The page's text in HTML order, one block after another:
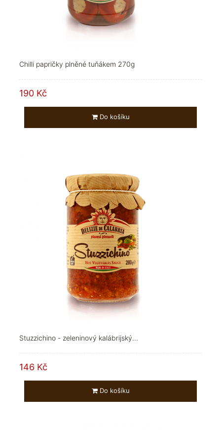
Chilli papričky plněné tuňákem 270g
190 Kč
Do košíku
Stuzzichino - zeleninový kalábrijský...
146 Kč
Do košíku